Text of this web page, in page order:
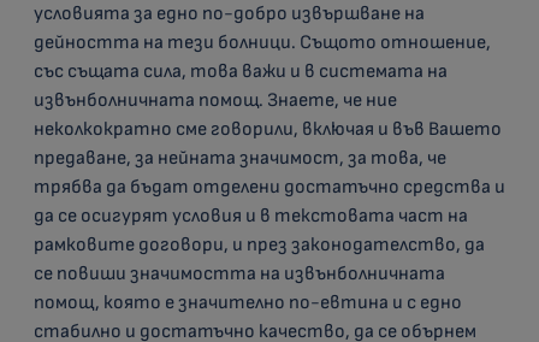
условията за едно по-добро извършване на
дейността на тези болници. Същото отношение,
със същата сила, това важи и в системата на
извънболничната помощ. Знаете, че ние
неколкократно сме говорили, включая и във Вашето
предаване, за нейната значимост, за това, че
трябва да бъдат отделени достатъчно средства и
да се осигурят условия и в текстовата част на
рамковите договори, и през законодателство, да
се повиши значимостта на извънболничната
помощ, която е значително по-евтина и с едно
стабилно и достатъчно качество, да се обърнем